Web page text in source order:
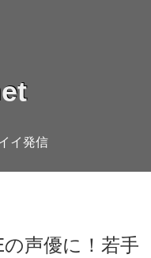
イ発信
声優に！若手